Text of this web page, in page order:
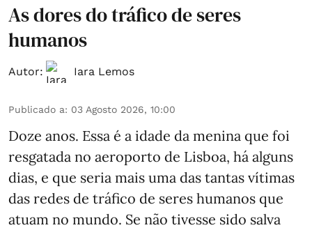
As dores do tráfico de seres
humanos
Autor: Iara Lemos
Publicado a: 03 Agosto 2026, 10:00
Doze anos. Essa é a idade da menina que foi
resgatada no aeroporto de Lisboa, há alguns
dias, e que seria mais uma das tantas vítimas
das redes de tráfico de seres humanos que
atuam no mundo. Se não tivesse sido salva